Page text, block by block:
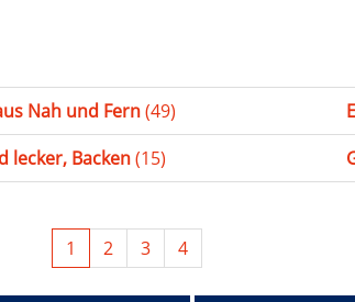
Nah und Fern(49)
lecker, Backen(15)
1 2 3 4